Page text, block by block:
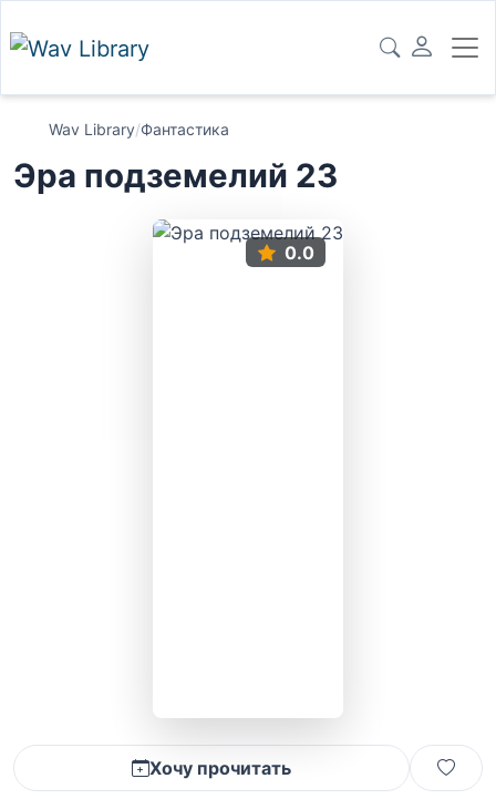
Wav Library/Фантастика
Эра подземелий 23
0.0
Хочу прочитать